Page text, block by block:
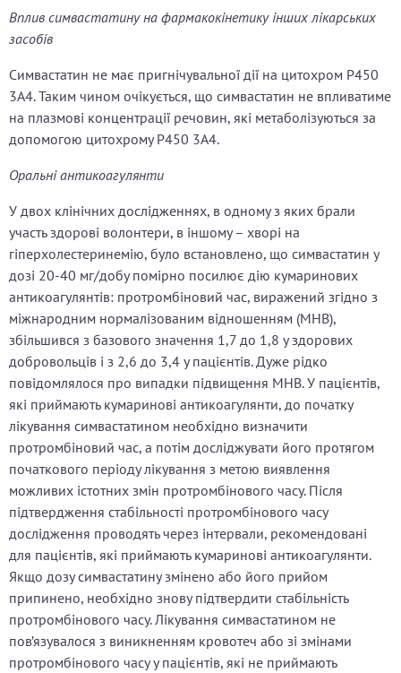
Вплив симвастатину на фармакокінетику інших лікарських
засобів
Симвастатин не має пригнічувальної дії на цитохром P450
3A4. Таким чином очікується, що симвастатин не впливатиме
на плазмові концентрації речовин, які метаболізуються за
допомогою цитохрому P450 3A4.
Оральні антикоагулянти
У двох клінічних дослідженнях, в одному з яких брали
участь здорові волонтери, в іншому – хворі на
гіперхолестеринемію, було встановлено, що симвастатин у
дозі 20-40 мг/добу помірно посилює дію кумаринових
антикоагулянтів: протромбіновий час, виражений згідно з
міжнародним нормалізованим відношенням (МНВ),
збільшився з базового значення 1,7 до 1,8 у здорових
добровольців і з 2,6 до 3,4 у пацієнтів. Дуже рідко
повідомлялося про випадки підвищення МНВ. У пацієнтів,
які приймають кумаринові антикоагулянти, до початку
лікування симвастатином необхідно визначити
протромбіновий час, а потім досліджувати його протягом
початкового періоду лікування з метою виявлення
можливих істотних змін протромбінового часу. Після
підтвердження стабільності протромбінового часу
дослідження проводять через інтервали, рекомендовані
для пацієнтів, які приймають кумаринові антикоагулянти.
Якщо дозу симвастатину змінено або його прийом
припинено, необхідно знову підтвердити стабільність
протромбінового часу. Лікування симвастатином не
пов’язувалося з виникненням кровотеч або зі змінами
протромбінового часу у пацієнтів, які не приймають